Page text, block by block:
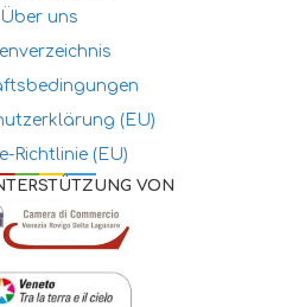
Über uns
(EU)
Richtlinie (EU)
VON